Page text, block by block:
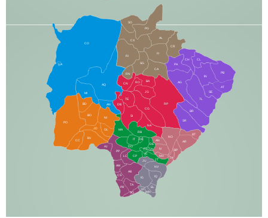
CO
AQ
MI
AN
CX
RI
AL
CR
FI
SG
BA
CA
PA
CH CL
PB
SE
TL
AG
BR
SR
BT
AR
RP
RO
JG
CG
SI
NA
TA
NH
JT
RB
MA
IT
DR
DO
CP
JU
NV
IQ
EL
BD
BO
NI
JD
PO
BV
CC
PP
AJ
LC
AM
AB
JP
DB
TE
CS
PR
TA
SQ
IG
MN
IN
NO
BP
RN
CN
GL
AN
IV
FS
VC
GD
DE
AT
PG
SO
LA